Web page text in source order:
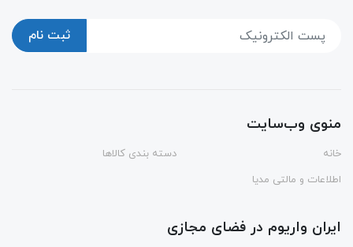
ثبت نام
منوی وب‌سایت
خانه
دسته بندی کالاها
اطلاعات و مالتی مدیا
ایران واریوم در فضای مجازی